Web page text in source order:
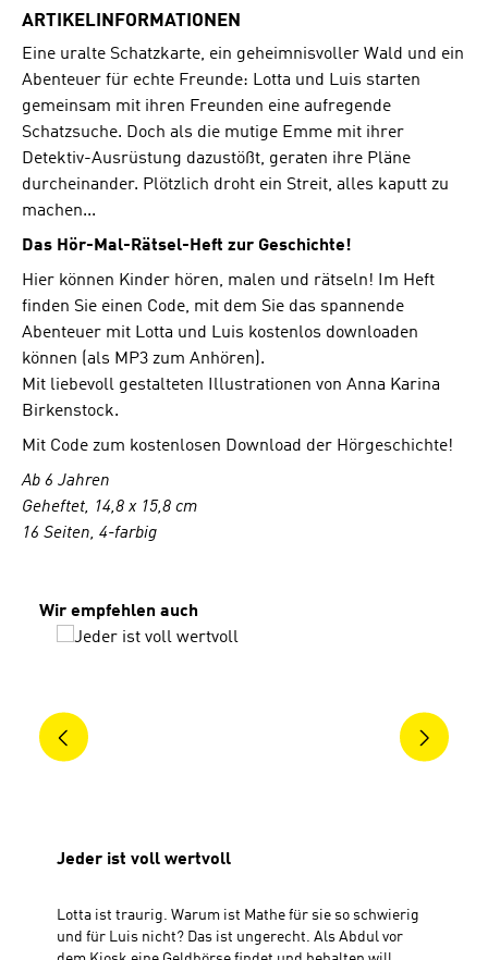
ARTIKELINFORMATIONEN
Eine uralte Schatzkarte, ein geheimnisvoller Wald und ein
Abenteuer für echte Freunde: Lotta und Luis starten
gemeinsam mit ihren Freunden eine aufregende
Schatzsuche. Doch als die mutige Emme mit ihrer
Detektiv-Ausrüstung dazustößt, geraten ihre Pläne
durcheinander. Plötzlich droht ein Streit, alles kaputt zu
machen...
Das Hör-Mal-Rätsel-Heft zur Geschichte!
Hier können Kinder hören, malen und rätseln! Im Heft
finden Sie einen Code, mit dem Sie das spannende
Abenteuer mit Lotta und Luis kostenlos downloaden
können (als MP3 zum Anhören).
Mit liebevoll gestalteten Illustrationen von Anna Karina
Birkenstock.
Mit Code zum kostenlosen Download der Hörgeschichte!
Ab 6 Jahren
Geheftet, 14,8 x 15,8 cm
16 Seiten, 4-farbig
Produktgalerie überspringen
Wir empfehlen auch
Jeder ist voll wertvoll
Lotta ist traurig. Warum ist Mathe für sie so schwierig
und für Luis nicht? Das ist ungerecht. Als Abdul vor